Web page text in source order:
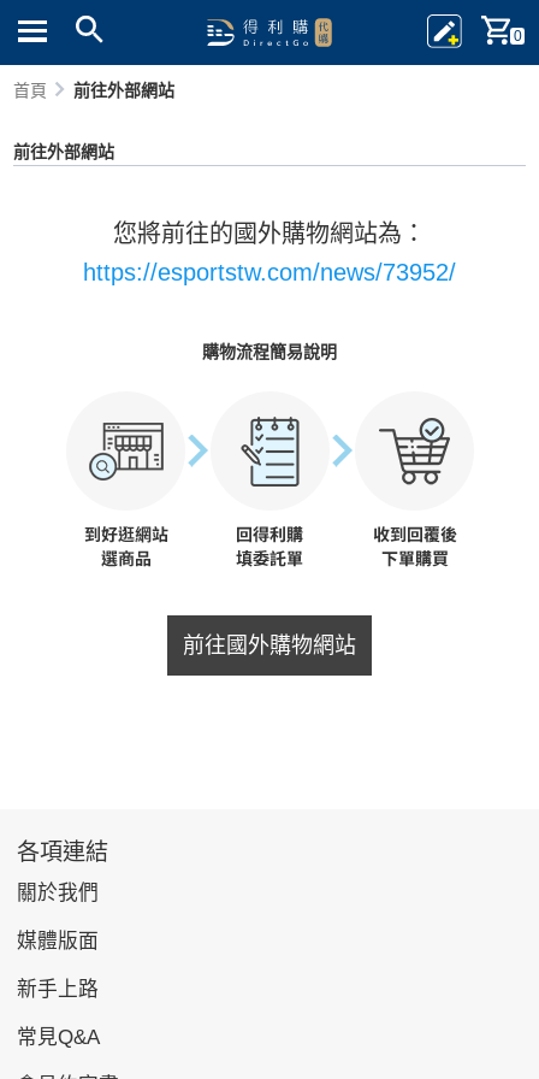
0
首頁 前往外部網站
前往外部網站
您將前往的國外購物網站為：
https://esportstw.com/news/73952/
購物流程簡易說明
前往國外購物網站
各項連結
關於我們
媒體版面
新手上路
常見Q&A